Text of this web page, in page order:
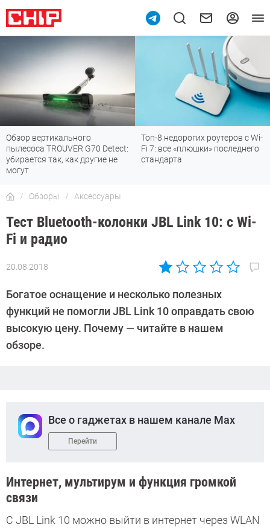
Обзор вертикального
пылесоса TROUVER G70 Detect:
убирается так, как другие не
могут
Топ-8 недорогих роутеров с Wi-
Fi 7: все «плюшки» последнего
стандарта
Обзоры Аксессуары
Тест Bluetooth-колонки JBL Link 10: с Wi-
Fi и радио
20.08.2018
Автор:
Дмитриева
Богатое оснащение и несколько полезных
функций не помогли JBL Link 10 оправдать свою
высокую цену. Почему — читайте в нашем
обзоре.
Все о гаджетах в нашем канале Max
Перейти
Интернет, мультирум и функция громкой
связи
С JBL Link 10 можно выйти в интернет через WLAN